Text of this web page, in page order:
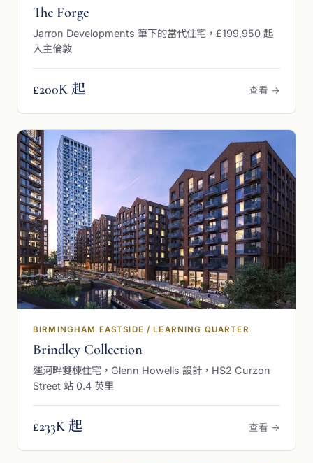
The Forge
Jarron Developments 筆下的當代住宅，£199,950 起
入主倫敦
£200K 起 查看 →
BIRMINGHAM EASTSIDE / LEARNING QUARTER
Brindley Collection
運河畔雙棟住宅，Glenn Howells 設計，HS2 Curzon
Street 站 0.4 英里
£233K 起 查看 →